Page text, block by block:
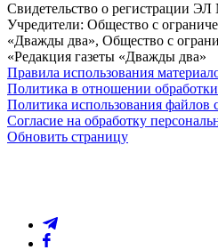
Свидетельство о регистрации
Учредители: Общество с
«Дважды два», Общество с
«Редакция газеты «Дважды два»
Правила использования
Политика в отношении
Политика использования файлов
Согласие на обработку
Обновить страницу